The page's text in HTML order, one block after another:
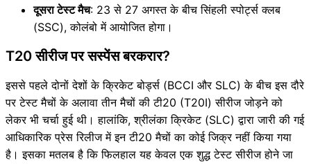
दूसरा टेस्ट मैच: 23 से 27 अगस्त के बीच सिंहली स्पोर्ट्स क्लब
(SSC), कोलंबो में आयोजित होगा।
T20 सीरीज पर सस्पेंस बरकरार?
इससे पहले दोनों देशों के क्रिकेट बोर्ड्स (BCCI और SLC) के बीच इस दौरे
पर टेस्ट मैचों के अलावा तीन मैचों की टी20 (T20I) सीरीज जोड़ने को
लेकर भी चर्चा हुई थी। हालांकि, श्रीलंका क्रिकेट (SLC) द्वारा जारी की गई
आधिकारिक प्रेस रिलीज में इन टी20 मैचों का कोई जिक्र नहीं किया गया
है। इसका मतलब है कि फिलहाल यह केवल एक शुद्ध टेस्ट सीरीज होने जा